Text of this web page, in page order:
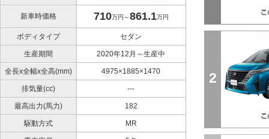
新車時価格 710万円～861.1万円
ボディタイプ セダン
生産期間 2020年12月～生産中
全長x全幅x全高(mm) 4975×1885×1470
排気量(cc) ---
最高出力(馬力) 182
駆動方式 MR
2